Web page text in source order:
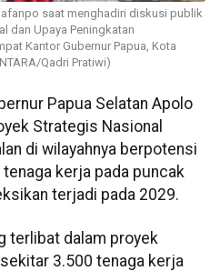
saat menghadiri diskusi publik
dan Upaya Peningkatan
Kantor Gubernur Papua, Kota
Qadri Pratiwi)
Papua Selatan Apolo
Strategis Nasional
di wilayahnya berpotensi
kerja pada puncak
terjadi pada 2029.
terlibat dalam proyek
3.500 tenaga kerja